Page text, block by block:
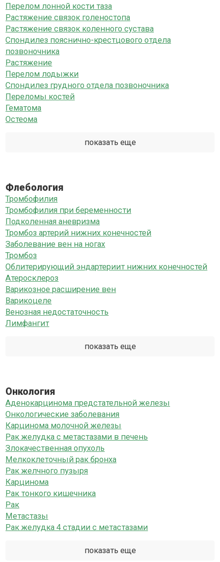
Перелом лонной кости таза
Растяжение связок голеностопа
Растяжение связок коленного сустава
Спондилез пояснично-крестцового отдела
позвоночника
Растяжение
Перелом лодыжки
Спондилез грудного отдела позвоночника
Переломы костей
Гематома
Остеома
показать еще
Флебология
Тромбофилия
Тромбофилия при беременности
Подколенная аневризма
Тромбоз артерий нижних конечностей
Заболевание вен на ногах
Тромбоз
Облитерирующий эндартериит нижних конечностей
Атеросклероз
Варикозное расширение вен
Варикоцеле
Венозная недостаточность
Лимфангит
показать еще
Онкология
Аденокарцинома предстательной железы
Онкологические заболевания
Карцинома молочной железы
Рак желудка с метастазами в печень
Злокачественная опухоль
Мелкоклеточный рак бронха
Рак желчного пузыря
Карцинома
Рак тонкого кишечника
Рак
Метастазы
Рак желудка 4 стадии с метастазами
показать еще